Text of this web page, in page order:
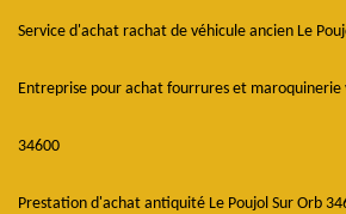
Service d'achat rachat de véhicule ancien Le
Entreprise pour achat fourrures et maroquinerie
34600
Prestation d'achat antiquité Le Poujol Sur Orb